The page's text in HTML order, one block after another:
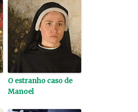
O estranho caso de
Manoel